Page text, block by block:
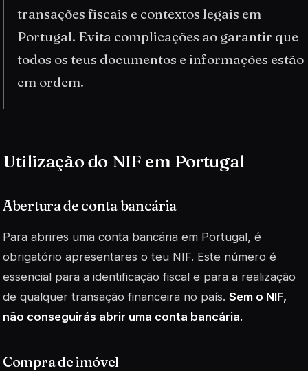
transações fiscais e contextos legais em
Portugal. Evita complicações ao garantir que
todos os teus documentos e informações estão
em ordem.
Utilização do NIF em Portugal
Abertura de conta bancária
Para abrires uma conta bancária em Portugal, é
obrigatório apresentares o teu NIF. Este número é
essencial para a identificação fiscal e para a realização
de qualquer transação financeira no país. Sem o NIF,
não conseguirás abrir uma conta bancária.
Compra de imóvel